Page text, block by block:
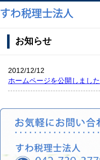
お知らせ
2012/12/12
ホームページを公開しました